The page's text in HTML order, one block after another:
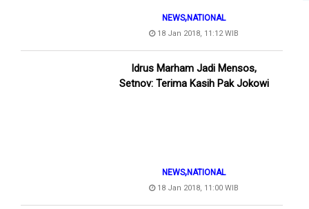
NEWS,NATIONAL
18 Jan 2018, 11:12 WIB
Idrus Marham Jadi Mensos,
Setnov: Terima Kasih Pak Jokowi
NEWS,NATIONAL
18 Jan 2018, 11:00 WIB